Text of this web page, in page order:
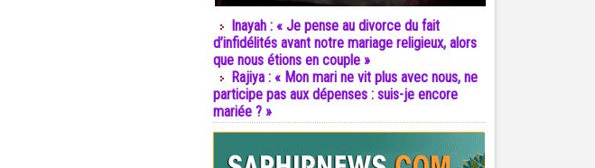
Inayah : « Je pense au divorce du fait
d’infidélités avant notre mariage religieux, alors
que nous étions en couple »
Rajiya : « Mon mari ne vit plus avec nous, ne
participe pas aux dépenses : suis-je encore
mariée ? »